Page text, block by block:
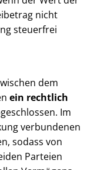
nicht
steuerfrei
dem
ein rechtlich
Im
verbundenen
sodass von
Parteien